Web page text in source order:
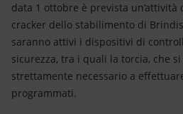
Energia accessibile
Innovazione
Scenari energetici
data 1 ottobre è prevista un’attività
cracker dello stabilimento di
saranno attivi i dispositivi di
sicurezza, tra i quali la torcia, che
strettamente necessario a
programmati.